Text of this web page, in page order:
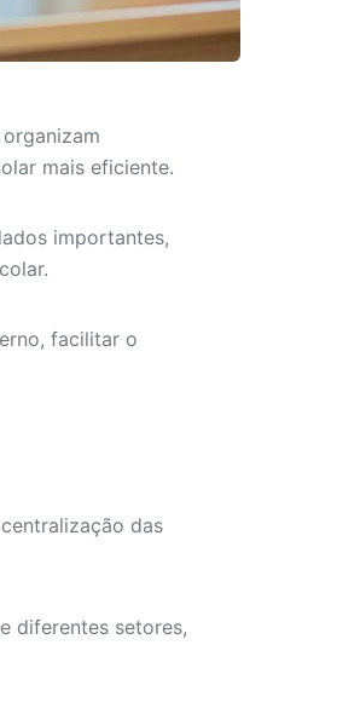
mais eficiente.
importantes,
facilitar o
das
diferentes setores,